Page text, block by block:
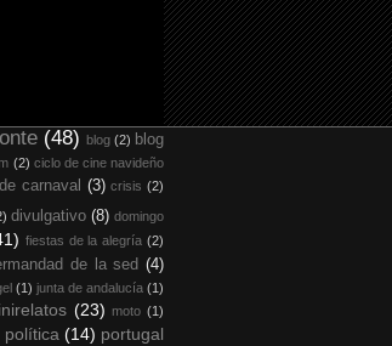
(48) blog (2) blog
(2) ciclo de cine navideño
carnaval (3) crisis (2)
divulgativo (8) domingo
fiestas de la alegría (2)
de la sed (4)
(1) junta de andalucía (1)
(23) moto (1)
política (14) portugal